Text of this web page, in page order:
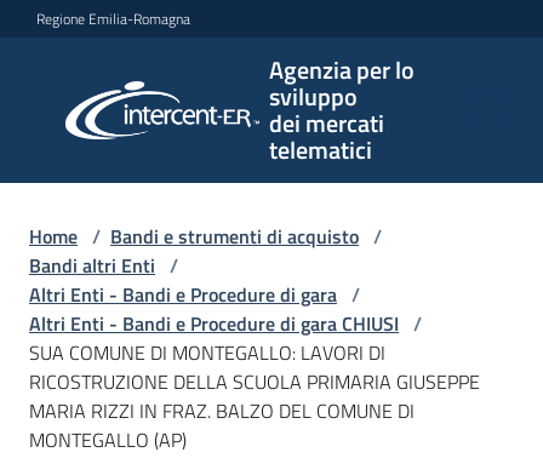
Vai al contenuto
Vai alla navigazione
Vai al footer
Regione Emilia-Romagna
Agenzia per lo
sviluppo
dei mercati
telematici
per lo
sviluppo
telematici
L'Agenzia
Bandi
Home / Bandi e strumenti di acquisto /
Bandi altri Enti /
Altri Enti - Bandi e Procedure di gara /
Altri Enti - Bandi e Procedure di gara CHIUSI /
SUA COMUNE DI MONTEGALLO: LAVORI DI
RICOSTRUZIONE DELLA SCUOLA PRIMARIA GIUSEPPE
MARIA RIZZI IN FRAZ. BALZO DEL COMUNE DI
MONTEGALLO (AP)